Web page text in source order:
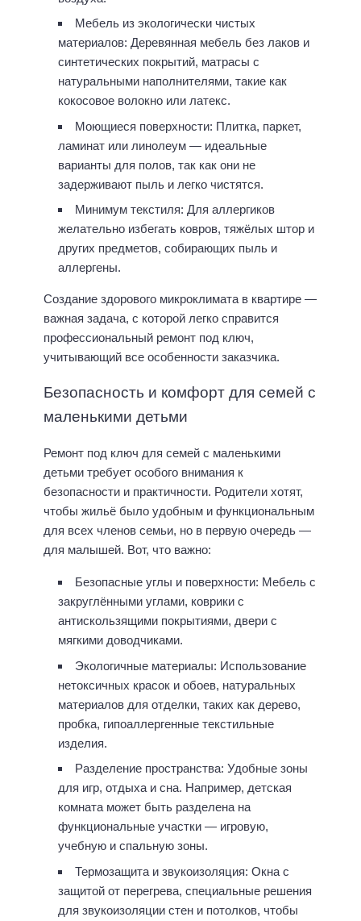
Мебель из экологически чистых
материалов: Деревянная мебель без лаков и
синтетических покрытий, матрасы с
натуральными наполнителями, такие как
кокосовое волокно или латекс.
Моющиеся поверхности: Плитка, паркет,
ламинат или линолеум — идеальные
варианты для полов, так как они не
задерживают пыль и легко чистятся.
Минимум текстиля: Для аллергиков
желательно избегать ковров, тяжёлых штор и
других предметов, собирающих пыль и
аллергены.
Создание здорового микроклимата в квартире —
важная задача, с которой легко справится
профессиональный ремонт под ключ,
учитывающий все особенности заказчика.
Безопасность и комфорт для семей с
маленькими детьми
Ремонт под ключ для семей с маленькими
детьми требует особого внимания к
безопасности и практичности. Родители хотят,
чтобы жильё было удобным и функциональным
для всех членов семьи, но в первую очередь —
для малышей. Вот, что важно:
Безопасные углы и поверхности: Мебель с
закруглёнными углами, коврики с
антискользящими покрытиями, двери с
мягкими доводчиками.
Экологичные материалы: Использование
нетоксичных красок и обоев, натуральных
материалов для отделки, таких как дерево,
пробка, гипоаллергенные текстильные
изделия.
Разделение пространства: Удобные зоны
для игр, отдыха и сна. Например, детская
комната может быть разделена на
функциональные участки — игровую,
учебную и спальную зоны.
Термозащита и звукоизоляция: Окна с
защитой от перегрева, специальные решения
для звукоизоляции стен и потолков, чтобы